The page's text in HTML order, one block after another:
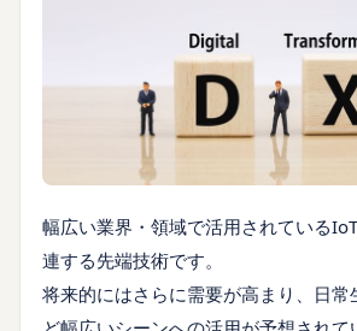
幅広い業界・領域で活用されている
連する先端技術です。
将来的にはさらに需要が高まり、日常